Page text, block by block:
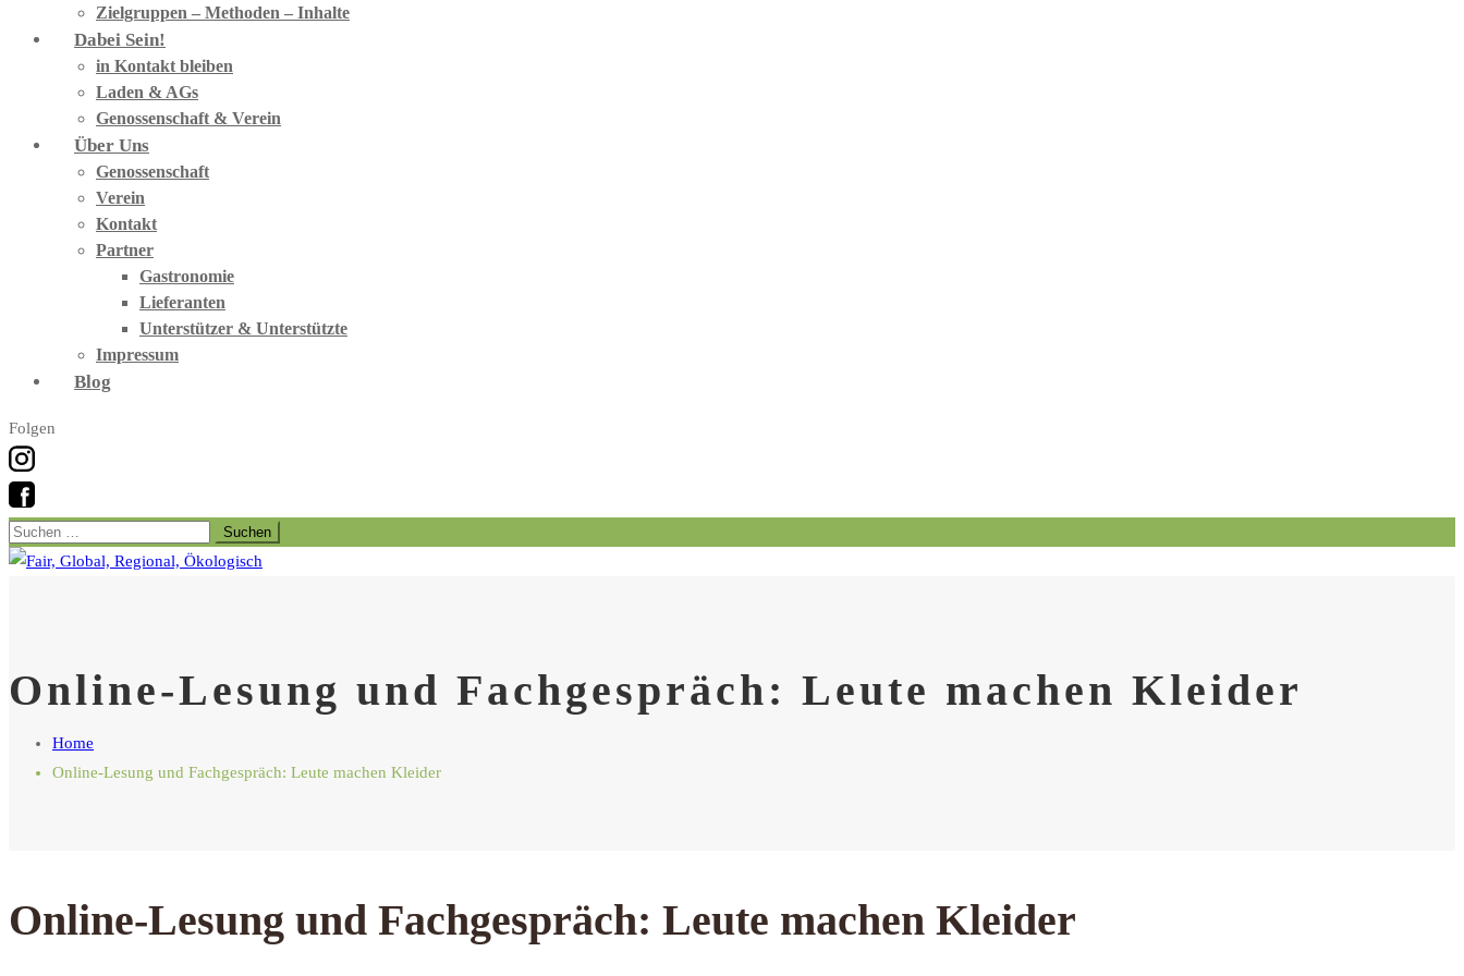
Zielgruppen – Methoden – Inhalte
Dabei Sein!
in Kontakt bleiben
Laden & AGs
Genossenschaft & Verein
Über Uns
Genossenschaft
Verein
Kontakt
Partner
Gastronomie
Lieferanten
Unterstützer & Unterstützte
Impressum
Blog
Folgen
Suchen
nach:
Online-Lesung und Fachgespräch: Leute machen Kleider
Home
Online-Lesung und Fachgespräch: Leute machen Kleider
Online-Lesung und Fachgespräch: Leute machen Kleider